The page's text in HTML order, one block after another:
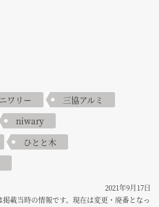
ニワリー
三協アルミ
niwary
ひとと木
2021年9月17日
載当時の情報です。現在は変更・廃番となっ